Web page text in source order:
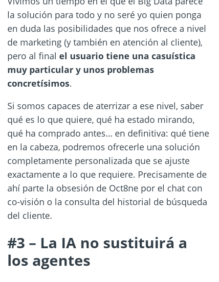
la solución para todo y no seré yo quien ponga
en duda las posibilidades que nos ofrece a nivel
de marketing (y también en atención al cliente),
pero al final el usuario tiene una casuística
muy particular y unos problemas
concretísimos.
Si somos capaces de aterrizar a ese nivel, saber
qué es lo que quiere, qué ha estado mirando,
qué ha comprado antes… en definitiva: qué tiene
en la cabeza, podremos ofrecerle una solución
completamente personalizada que se ajuste
exactamente a lo que requiere. Precisamente de
ahí parte la obsesión de Oct8ne por el chat con
co-visión o la consulta del historial de búsqueda
del cliente.
#3 – La IA no sustituirá a
los agentes